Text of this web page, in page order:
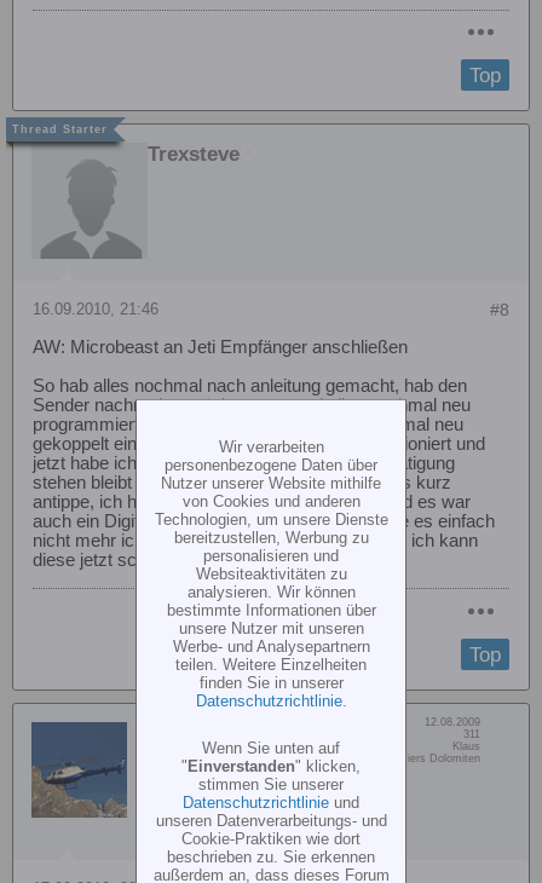
Top
Trexsteve
#8
16.09.2010, 21:46
AW: Microbeast an Jeti Empfänger anschließen
So hab alles nochmal nach anleitung gemacht, hab den
Sender nachmals zurückgesetzt und alles nochmal neu
programmiert. Hab sogar den Empfänger nochmal neu
gekoppelt einen Jeti R7. Es hat alles nicht funktioniert und
jetzt habe ich sogar ein Servo was bei nichtbetätigung
stehen bleibt und erst wieder reagiert wen ich es kurz
antippe, ich habe aber alles richtig eingetippt und es war
auch ein Digitalservo ein Align 410. Ich verstehe es einfach
nicht mehr ich mache doch alles nach anleitung ich kann
diese jetzt schon fast auswendig.
Top
Member
12.08.2009
311
Vorname:
Klaus
Wohn/Flugort:
Südtirol Tiers Dolomiten
Wir verarbeiten
personenbezogene Daten über
Nutzer unserer Website mithilfe
von Cookies und anderen
Technologien, um unsere Dienste
bereitzustellen, Werbung zu
personalisieren und
Websiteaktivitäten zu
analysieren. Wir können
bestimmte Informationen über
unsere Nutzer mit unseren
Werbe- und Analysepartnern
teilen. Weitere Einzelheiten
finden Sie in unserer
Datenschutzrichtlinie.
Wenn Sie unten auf
"Einverstanden" klicken,
stimmen Sie unserer
Datenschutzrichtlinie und
unseren Datenverarbeitungs- und
Cookie-Praktiken wie dort
beschrieben zu. Sie erkennen
außerdem an, dass dieses Forum